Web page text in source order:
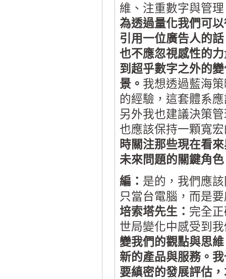
維、注重數字與管
為透過量化我們可
引用一位廣告人的
也不應忽視感性的
到超乎數字之外的
景。 我想透過藍海
的經驗，這套體系
另外我也建議決策
也應該保持一顆寬
時關注那些現在看
未來問題的關鍵角
編： 是的，我們應
只當台電腦，而是
培索塔先生： 完全
世局變化中感受到
變我們的觀點與思
新的產品與服務。
要縝密的發展評估